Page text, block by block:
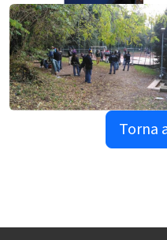
Torna